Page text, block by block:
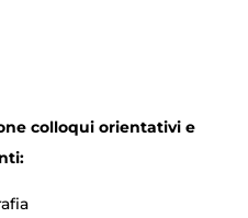
colloqui orientativi e